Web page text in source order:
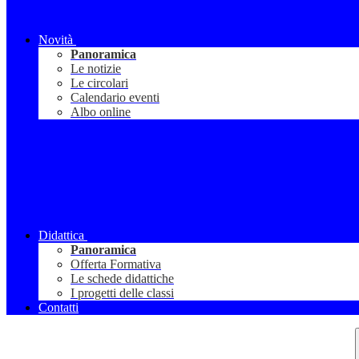
Novità
Panoramica
Le notizie
Le circolari
Calendario eventi
Albo online
Didattica
Panoramica
Offerta Formativa
Le schede didattiche
I progetti delle classi
Contatti